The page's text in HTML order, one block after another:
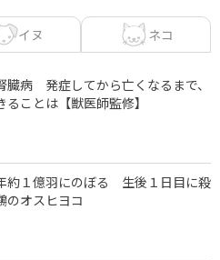
イヌ ネコ
臓病 発症してから亡くなるまで、
ことは【獣医師監修】
約１億羽にのぼる 生後１日目に殺
のオスヒヨコ